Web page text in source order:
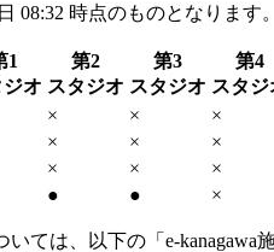
08:32 時点のものとなります。
1
ジオ
第2
スタジオ
第3
スタジオ
第4
スタジ
× × ×
× × ×
× × ×
● ● ×
ては、以下の「e-kanagawa